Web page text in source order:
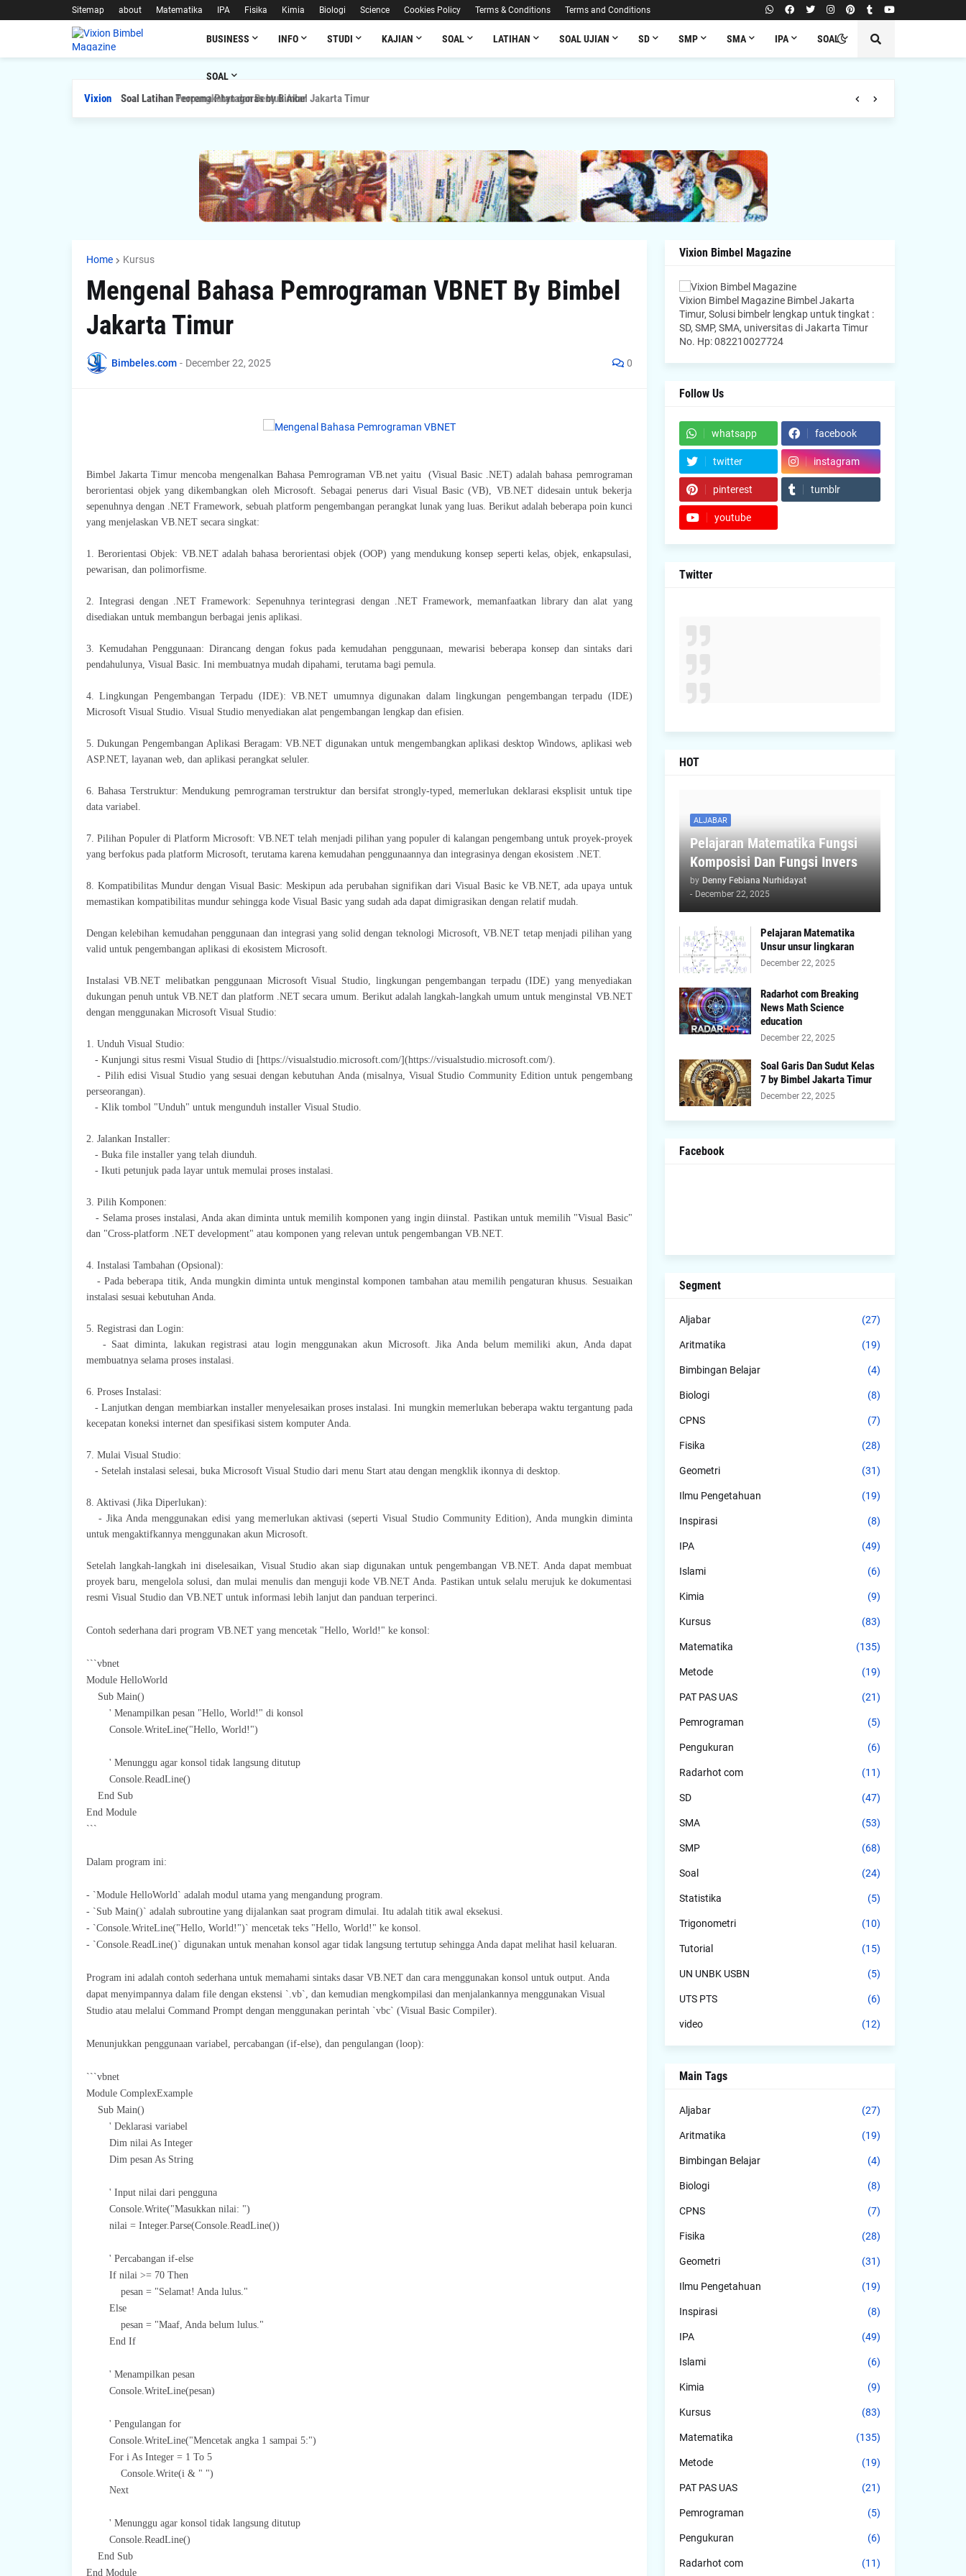
Sitemap about Matematika IPA Fisika Kimia Biologi Science Cookies Policy Terms & Conditions Terms and Conditions
BUSINESS INFO STUDI KAJIAN SOAL LATIHAN SOAL UJIAN SD SMP SMA IPA SOAL
SOAL
Vixion Soal Latihan Teorema Phytagoras by Bimbel Jakarta Timur
Home Kursus
Mengenal Bahasa Pemrograman VBNET By Bimbel
Jakarta Timur
Bimbeles.com - December 22, 2025 0
Bimbel Jakarta Timur mencoba mengenalkan Bahasa Pemrograman VB.net yaitu (Visual Basic .NET) adalah bahasa pemrograman
berorientasi objek yang dikembangkan oleh Microsoft. Sebagai penerus dari Visual Basic (VB), VB.NET didesain untuk bekerja
sepenuhnya dengan .NET Framework, sebuah platform pengembangan perangkat lunak yang luas. Berikut adalah beberapa poin kunci
yang menjelaskan VB.NET secara singkat:
1. Berorientasi Objek: VB.NET adalah bahasa berorientasi objek (OOP) yang mendukung konsep seperti kelas, objek, enkapsulasi,
pewarisan, dan polimorfisme.
2. Integrasi dengan .NET Framework: Sepenuhnya terintegrasi dengan .NET Framework, memanfaatkan library dan alat yang
disediakan untuk membangun berbagai jenis aplikasi.
3. Kemudahan Penggunaan: Dirancang dengan fokus pada kemudahan penggunaan, mewarisi beberapa konsep dan sintaks dari
pendahulunya, Visual Basic. Ini membuatnya mudah dipahami, terutama bagi pemula.
4. Lingkungan Pengembangan Terpadu (IDE): VB.NET umumnya digunakan dalam lingkungan pengembangan terpadu (IDE)
Microsoft Visual Studio. Visual Studio menyediakan alat pengembangan lengkap dan efisien.
5. Dukungan Pengembangan Aplikasi Beragam: VB.NET digunakan untuk mengembangkan aplikasi desktop Windows, aplikasi web
ASP.NET, layanan web, dan aplikasi perangkat seluler.
6. Bahasa Terstruktur: Mendukung pemrograman terstruktur dan bersifat strongly-typed, memerlukan deklarasi eksplisit untuk tipe
data variabel.
7. Pilihan Populer di Platform Microsoft: VB.NET telah menjadi pilihan yang populer di kalangan pengembang untuk proyek-proyek
yang berfokus pada platform Microsoft, terutama karena kemudahan penggunaannya dan integrasinya dengan ekosistem .NET.
8. Kompatibilitas Mundur dengan Visual Basic: Meskipun ada perubahan signifikan dari Visual Basic ke VB.NET, ada upaya untuk
memastikan kompatibilitas mundur sehingga kode Visual Basic yang sudah ada dapat dimigrasikan dengan relatif mudah.
Dengan kelebihan kemudahan penggunaan dan integrasi yang solid dengan teknologi Microsoft, VB.NET tetap menjadi pilihan yang
valid untuk pengembangan aplikasi di ekosistem Microsoft.
Instalasi VB.NET melibatkan penggunaan Microsoft Visual Studio, lingkungan pengembangan terpadu (IDE) yang menyediakan
dukungan penuh untuk VB.NET dan platform .NET secara umum. Berikut adalah langkah-langkah umum untuk menginstal VB.NET
dengan menggunakan Microsoft Visual Studio:
1. Unduh Visual Studio:
- Kunjungi situs resmi Visual Studio di [https://visualstudio.microsoft.com/](https://visualstudio.microsoft.com/).
- Pilih edisi Visual Studio yang sesuai dengan kebutuhan Anda (misalnya, Visual Studio Community Edition untuk pengembang
perseorangan).
- Klik tombol "Unduh" untuk mengunduh installer Visual Studio.
2. Jalankan Installer:
- Buka file installer yang telah diunduh.
- Ikuti petunjuk pada layar untuk memulai proses instalasi.
3. Pilih Komponen:
- Selama proses instalasi, Anda akan diminta untuk memilih komponen yang ingin diinstal. Pastikan untuk memilih "Visual Basic"
dan "Cross-platform .NET development" atau komponen yang relevan untuk pengembangan VB.NET.
4. Instalasi Tambahan (Opsional):
- Pada beberapa titik, Anda mungkin diminta untuk menginstal komponen tambahan atau memilih pengaturan khusus. Sesuaikan
instalasi sesuai kebutuhan Anda.
5. Registrasi dan Login:
- Saat diminta, lakukan registrasi atau login menggunakan akun Microsoft. Jika Anda belum memiliki akun, Anda dapat
membuatnya selama proses instalasi.
6. Proses Instalasi:
- Lanjutkan dengan membiarkan installer menyelesaikan proses instalasi. Ini mungkin memerlukan beberapa waktu tergantung pada
kecepatan koneksi internet dan spesifikasi sistem komputer Anda.
7. Mulai Visual Studio:
- Setelah instalasi selesai, buka Microsoft Visual Studio dari menu Start atau dengan mengklik ikonnya di desktop.
8. Aktivasi (Jika Diperlukan):
- Jika Anda menggunakan edisi yang memerlukan aktivasi (seperti Visual Studio Community Edition), Anda mungkin diminta
untuk mengaktifkannya menggunakan akun Microsoft.
Setelah langkah-langkah ini diselesaikan, Visual Studio akan siap digunakan untuk pengembangan VB.NET. Anda dapat membuat
proyek baru, mengelola solusi, dan mulai menulis dan menguji kode VB.NET Anda. Pastikan untuk selalu merujuk ke dokumentasi
resmi Visual Studio dan VB.NET untuk informasi lebih lanjut dan panduan terperinci.
Contoh sederhana dari program VB.NET yang mencetak "Hello, World!" ke konsol:
```vbnet
Module HelloWorld
Sub Main()
' Menampilkan pesan "Hello, World!" di konsol
Console.WriteLine("Hello, World!")
' Menunggu agar konsol tidak langsung ditutup
Console.ReadLine()
End Sub
End Module
```
Dalam program ini:
- `Module HelloWorld` adalah modul utama yang mengandung program.
- `Sub Main()` adalah subroutine yang dijalankan saat program dimulai. Itu adalah titik awal eksekusi.
- `Console.WriteLine("Hello, World!")` mencetak teks "Hello, World!" ke konsol.
- `Console.ReadLine()` digunakan untuk menahan konsol agar tidak langsung tertutup sehingga Anda dapat melihat hasil keluaran.
Program ini adalah contoh sederhana untuk memahami sintaks dasar VB.NET dan cara menggunakan konsol untuk output. Anda
dapat menyimpannya dalam file dengan ekstensi `.vb`, dan kemudian mengkompilasi dan menjalankannya menggunakan Visual
Studio atau melalui Command Prompt dengan menggunakan perintah `vbc` (Visual Basic Compiler).
Menunjukkan penggunaan variabel, percabangan (if-else), dan pengulangan (loop):
```vbnet
Module ComplexExample
Sub Main()
' Deklarasi variabel
Dim nilai As Integer
Dim pesan As String
' Input nilai dari pengguna
Console.Write("Masukkan nilai: ")
nilai = Integer.Parse(Console.ReadLine())
' Percabangan if-else
If nilai >= 70 Then
pesan = "Selamat! Anda lulus."
Else
pesan = "Maaf, Anda belum lulus."
End If
' Menampilkan pesan
Console.WriteLine(pesan)
' Pengulangan for
Console.WriteLine("Mencetak angka 1 sampai 5:")
For i As Integer = 1 To 5
Console.Write(i & " ")
Next
' Menunggu agar konsol tidak langsung ditutup
Console.ReadLine()
End Sub
End Module
Vixion Bimbel Magazine
Vixion Bimbel Magazine Bimbel Jakarta
Timur, Solusi bimbelr lengkap untuk tingkat :
SD, SMP, SMA, universitas di Jakarta Timur
No. Hp: 082210027724
Follow Us
whatsapp facebook
twitter instagram
pinterest tumblr
youtube
Twitter
HOT
ALJABAR
Pelajaran Matematika Fungsi
Komposisi Dan Fungsi Invers
by Denny Febiana Nurhidayat
- December 22, 2025
Pelajaran Matematika
Unsur unsur lingkaran
December 22, 2025
Radarhot com Breaking
News Math Science
education
December 22, 2025
Soal Garis Dan Sudut Kelas
7 by Bimbel Jakarta Timur
December 22, 2025
Facebook
Segment
Aljabar (27)
Aritmatika (19)
Bimbingan Belajar (4)
Biologi (8)
CPNS (7)
Fisika (28)
Geometri (31)
Ilmu Pengetahuan (19)
Inspirasi (8)
IPA (49)
Islami (6)
Kimia (9)
Kursus (83)
Matematika (135)
Metode (19)
PAT PAS UAS (21)
Pemrograman (5)
Pengukuran (6)
Radarhot com (11)
SD (47)
SMA (53)
SMP (68)
Soal (24)
Statistika (5)
Trigonometri (10)
Tutorial (15)
UN UNBK USBN (5)
UTS PTS (6)
video (12)
Main Tags
Aljabar (27)
Aritmatika (19)
Bimbingan Belajar (4)
Biologi (8)
CPNS (7)
Fisika (28)
Geometri (31)
Ilmu Pengetahuan (19)
Inspirasi (8)
IPA (49)
Islami (6)
Kimia (9)
Kursus (83)
Matematika (135)
Metode (19)
PAT PAS UAS (21)
Pemrograman (5)
Pengukuran (6)
Radarhot com (11)